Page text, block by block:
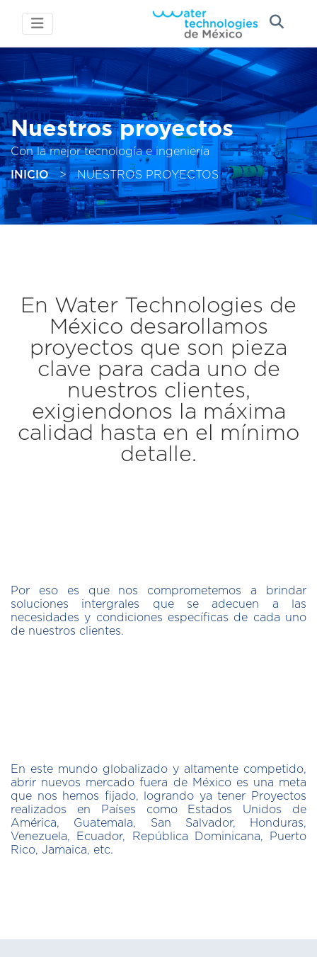
Nuestros proyectos
Con la mejor tecnología e ingeniería
INICIO > NUESTROS PROYECTOS
En Water Technologies de
México desarollamos
proyectos que son pieza
clave para cada uno de
nuestros clientes,
exigiendonos la máxima
calidad hasta en el mínimo
detalle.
Por eso es que nos comprometemos a brindar
soluciones intergrales que se adecuen a las
necesidades y condiciones específicas de cada uno
de nuestros clientes.
En este mundo globalizado y altamente competido,
abrir nuevos mercado fuera de México es una meta
que nos hemos fijado, logrando ya tener Proyectos
realizados en Países como Estados Unidos de
América, Guatemala, San Salvador, Honduras,
Venezuela, Ecuador, República Dominicana, Puerto
Rico, Jamaica, etc.